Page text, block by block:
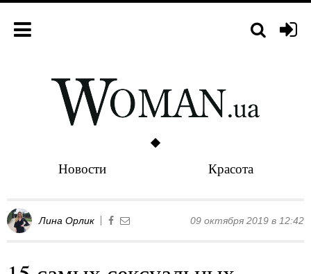
Новости Красота
Лина Орлик 09 октября 2019 в 12:42